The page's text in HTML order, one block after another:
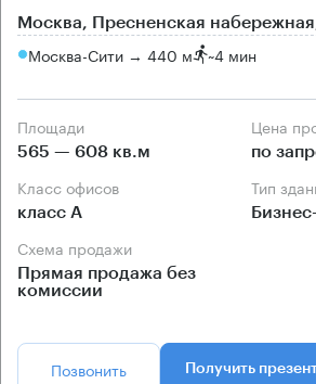
Москва, Пресненская набережная,
Москва-Сити → 440 м ~4 мин
Площади
565 — 608 кв.м
Цена
по
Класс офисов
класс А
Тип
Схема продажи
Прямая продажа без
комиссии
Позвонить Получить